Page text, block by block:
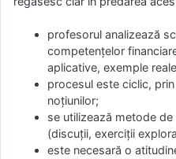
profesorul analizează
competențelor
aplicative, exemple
procesul este ciclic,
noțiunilor;
se utilizează metode
(discuții, exerciții
este necesară o